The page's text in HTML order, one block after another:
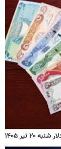
تیر ۱۴۰۵